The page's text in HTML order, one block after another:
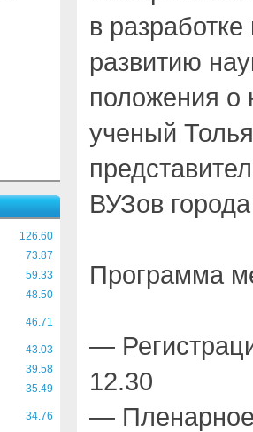
126.60
73.87
59.33
48.50
46.71
43.03
39.58
35.49
34.76
в
развитию
положения о
ученый
ВУЗов
Программа
—
12.30
— Пленарное